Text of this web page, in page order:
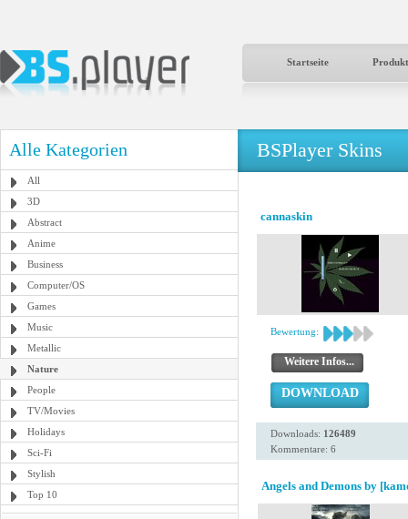
Startseite
Alle Kategorien
All
3D
Abstract
Anime
Business
Computer/OS
Games
Music
Metallic
Nature
People
TV/Movies
Holidays
Sci-Fi
Stylish
Top 10
BSPlayer Skins
cannaskin
Bewertung:
Weitere Infos...
DOWNLOAD
Downloads: 126489
Kommentare: 6
Angels and Demons by